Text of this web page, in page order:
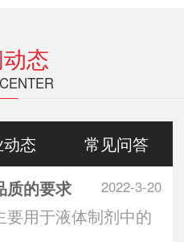
态
态 常见问答
2022-3-20
质的要求
用于液体制剂中的